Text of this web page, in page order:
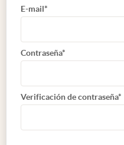
E-mail*
Contraseña*
Verificación de contraseña*